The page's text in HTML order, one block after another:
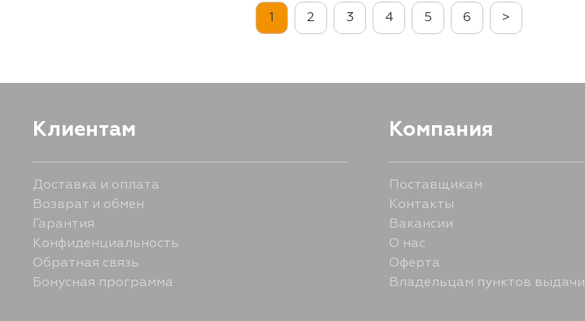
1 2 3 4 5 6 >
Клиентам
Доставка и оплата
Возврат и обмен
Гарантия
Конфиденциальность
Обратная связь
Бонусная программа
Компания
Поставщикам
Контакты
Вакансии
О нас
Оферта
Владельцам пунктов выдачи